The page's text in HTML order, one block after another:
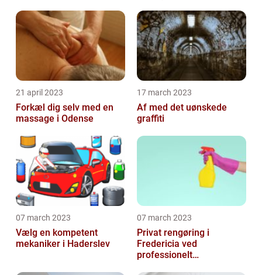
21 april 2023
Forkæl dig selv med en
massage i Odense
17 march 2023
Af med det uønskede
graffiti
07 march 2023
Vælg en kompetent
mekaniker i Haderslev
07 march 2023
Privat rengøring i
Fredericia ved
professionelt